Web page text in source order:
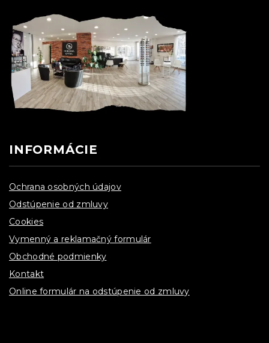
INFORMÁCIE
Ochrana osobných údajov
Odstúpenie od zmluvy
Cookies
Vymenný a reklamačný formulár
Obchodné podmienky
Kontakt
Online formulár na odstúpenie od zmluvy